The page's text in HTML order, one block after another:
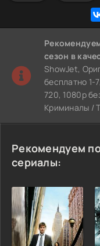
сезон в
ShowJet,
бесплатно 1-
720, 1080p
Криминалы /
Рекомендуем
сериалы: